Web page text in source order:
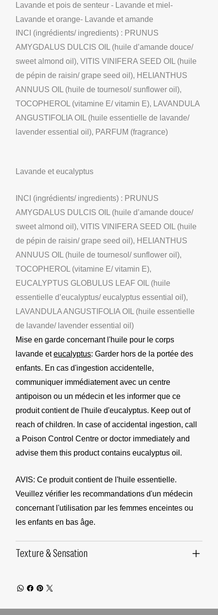
Lavande et pois de senteur - Lavande et miel-
Lavande et orange- Lavande et amande
INCI (ingrédients/ ingredients) : PRUNUS
AMYGDALUS DULCIS OIL (huile d’amande douce/
sweet almond oil), VITIS VINIFERA SEED OIL (huile
de pépin de raisin/ grape seed oil), HELIANTHUS
ANNUUS OIL (huile de tournesol/ sunflower oil),
TOCOPHEROL (vitamine E/ vitamin E), LAVANDULA
ANGUSTIFOLIA OIL (huile essentielle de lavande/
lavender essential oil), PARFUM (fragrance)
Lavande et eucalyptus
INCI (ingrédients/ ingredients) : PRUNUS
AMYGDALUS DULCIS OIL (huile d’amande douce/
sweet almond oil), VITIS VINIFERA SEED OIL (huile
de pépin de raisin/ grape seed oil), HELIANTHUS
ANNUUS OIL (huile de tournesol/ sunflower oil),
TOCOPHEROL (vitamine E/ vitamin E),
EUCALYPTUS GLOBULUS LEAF OIL (huile
essentielle d’eucalyptus/ eucalyptus essential oil),
LAVANDULA ANGUSTIFOLIA OIL (huile essentielle
de lavande/ lavender essential oil)
Mise en garde concernant l'huile pour le corps
lavande eteucalyptus: Garder hors de la portée des
enfants. En cas d'ingestion accidentelle,
communiquer immédiatement avec un centre
antipoison ou un médecin et les informer que ce
produit contient de l'huile d'eucalyptus. Keep out of
reach of children. In case of accidental ingestion, call
a Poison Control Centre or doctor immediately and
advise them this product contains eucalyptus oil.
AVIS: Ce produit contient de l'huile essentielle.
Veuillez vérifier les recommandations d'un médecin
concernant l'utilisation par les femmes enceintes ou
les enfants en bas âge.
Texture & Sensation